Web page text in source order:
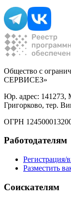
Общество с
СЕРВИСЕЗ»
Юр. адрес: 141273,
Григорково, тер.
ОГРН
Работодателям
Регистрация/
Разместить
Соискателям